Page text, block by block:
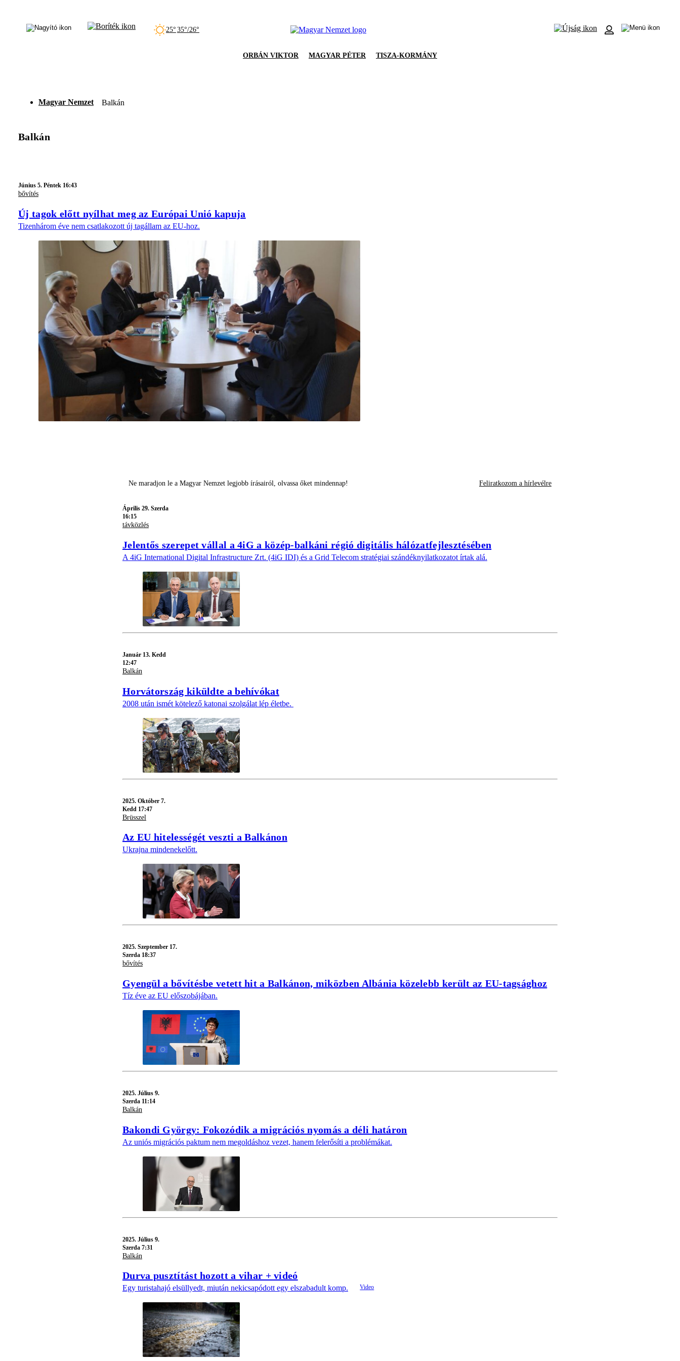
25° 35°/26°
ORBÁN VIKTOR MAGYAR PÉTER TISZA-KORMÁNY
Magyar Nemzet Balkán
Balkán
Június 5. Péntek 16:43
bővítés
Új tagok előtt nyílhat meg az Európai Unió kapuja
Tizenhárom éve nem csatlakozott új tagállam az EU-hoz.
Ne maradjon le a Magyar Nemzet legjobb írásairól, olvassa őket mindennap! Feliratkozom a hírlevélre
Április 29. Szerda
16:15
távközlés
Jelentős szerepet vállal a 4iG a közép-balkáni régió digitális hálózatfejlesztésében
A 4iG International Digital Infrastructure Zrt. (4iG IDI) és a Grid Telecom stratégiai szándéknyilatkozatot írtak alá.
Január 13. Kedd
12:47
Balkán
Horvátország kiküldte a behívókat
2008 után ismét kötelező katonai szolgálat lép életbe.
2025. Október 7.
Kedd 17:47
Brüsszel
Az EU hitelességét veszti a Balkánon
Ukrajna mindenekelőtt.
2025. Szeptember 17.
Szerda 18:37
bővítés
Gyengül a bővítésbe vetett hit a Balkánon, miközben Albánia közelebb került az EU-tagsághoz
Tíz éve az EU előszobájában.
2025. Július 9.
Szerda 11:14
Balkán
Bakondi György: Fokozódik a migrációs nyomás a déli határon
Az uniós migrációs paktum nem megoldáshoz vezet, hanem felerősíti a problémákat.
2025. Július 9.
Szerda 7:31
Balkán
Durva pusztítást hozott a vihar + videó
Egy turistahajó elsüllyedt, miután nekicsapódott egy elszabadult komp.